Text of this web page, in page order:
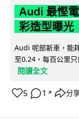
Audi 最慳
彩造型曝
Audi 呢部新車，能
至0.24，每百公里
閱讀全文
5 1 ↗ 分